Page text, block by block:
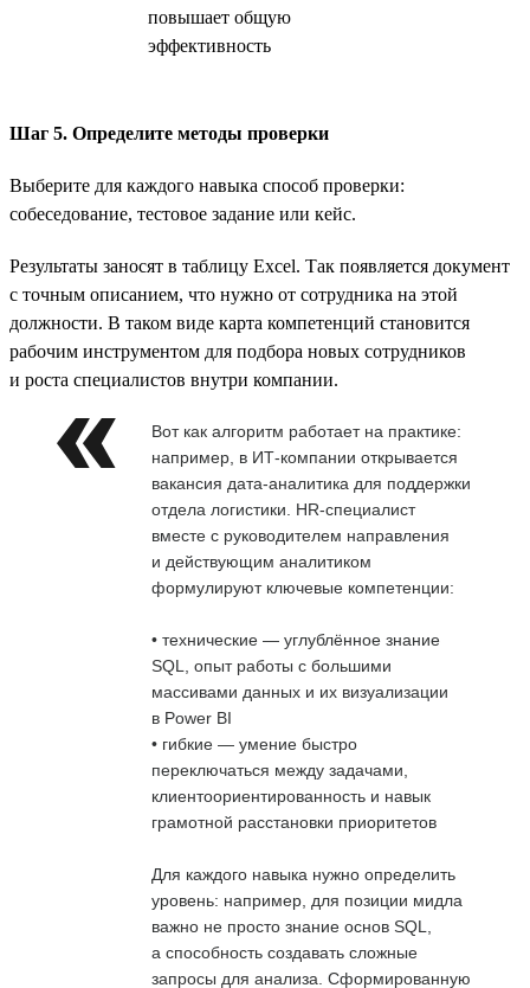
повышает общую
эффективность
Шаг 5. Определите методы проверки
Выберите для каждого навыка способ проверки:
собеседование, тестовое задание или кейс.
Результаты заносят в таблицу Excel. Так появляется документ
с точным описанием, что нужно от сотрудника на этой
должности. В таком виде карта компетенций становится
рабочим инструментом для подбора новых сотрудников
и роста специалистов внутри компании.
Вот как алгоритм работает на практике:
например, в ИТ-компании открывается
вакансия дата-аналитика для поддержки
отдела логистики. HR-специалист
вместе с руководителем направления
и действующим аналитиком
формулируют ключевые компетенции:
• технические — углублённое знание
SQL, опыт работы с большими
массивами данных и их визуализации
в Power BI
• гибкие — умение быстро
переключаться между задачами,
клиентоориентированность и навык
грамотной расстановки приоритетов
Для каждого навыка нужно определить
уровень: например, для позиции мидла
важно не просто знание основ SQL,
а способность создавать сложные
запросы для анализа. Сформированную